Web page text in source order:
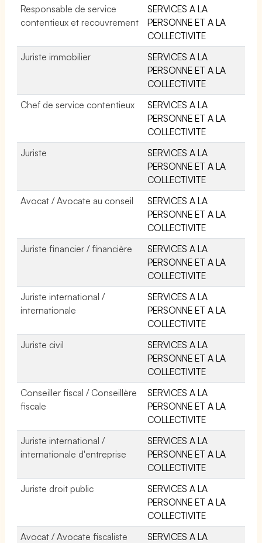
Responsable de service
contentieux et recouvrement
SERVICES A LA
PERSONNE ET A LA
COLLECTIVITE
Juriste immobilier
SERVICES A LA
PERSONNE ET A LA
COLLECTIVITE
Chef de service contentieux
SERVICES A LA
PERSONNE ET A LA
COLLECTIVITE
Juriste
SERVICES A LA
PERSONNE ET A LA
COLLECTIVITE
Avocat / Avocate au conseil
SERVICES A LA
PERSONNE ET A LA
COLLECTIVITE
Juriste financier / financière
SERVICES A LA
PERSONNE ET A LA
COLLECTIVITE
Juriste international /
internationale
SERVICES A LA
PERSONNE ET A LA
COLLECTIVITE
Juriste civil
SERVICES A LA
PERSONNE ET A LA
COLLECTIVITE
Conseiller fiscal / Conseillère
fiscale
SERVICES A LA
PERSONNE ET A LA
COLLECTIVITE
Juriste international /
internationale d'entreprise
SERVICES A LA
PERSONNE ET A LA
COLLECTIVITE
Juriste droit public
SERVICES A LA
PERSONNE ET A LA
COLLECTIVITE
Avocat / Avocate fiscaliste
SERVICES A LA